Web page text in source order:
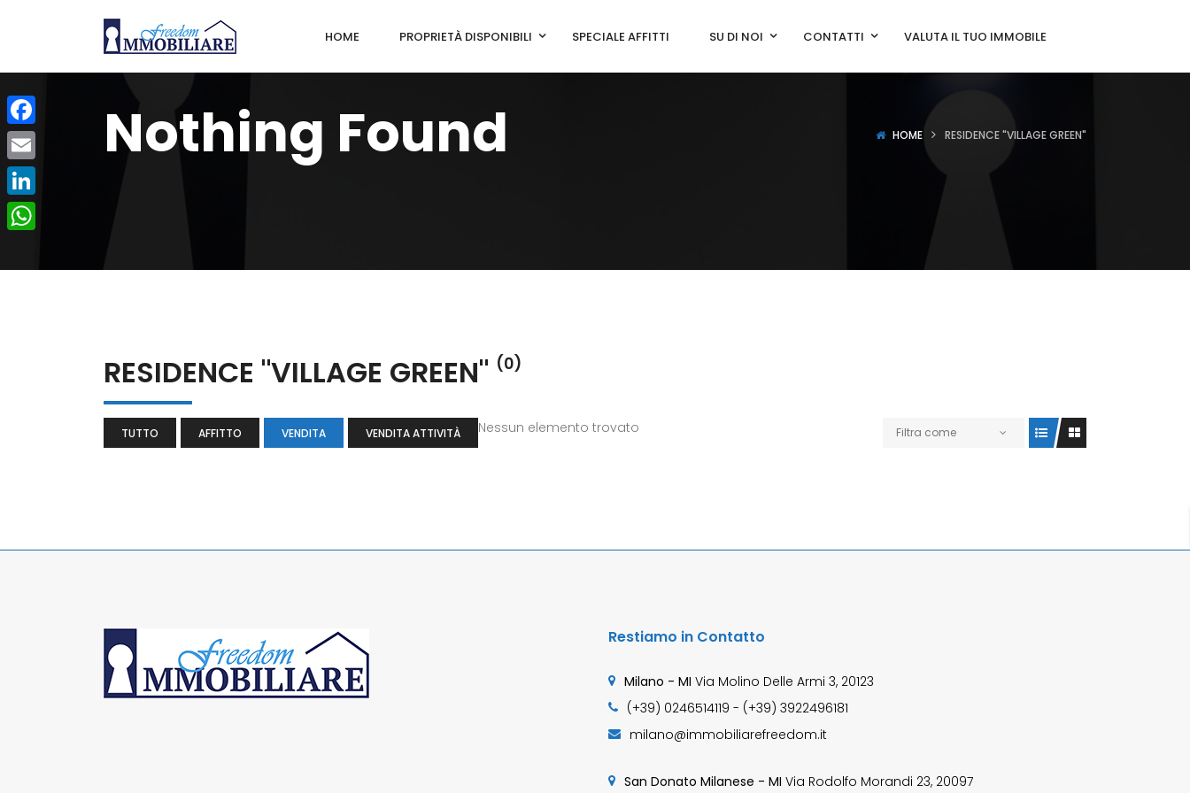
HOME PROPRIETÀ DISPONIBILI SPECIALE AFFITTI SU DI NOI CONTATTI VALUTA IL TUO IMMOBILE
Nothing Found HOME RESIDENCE "VILLAGE GREEN"
RESIDENCE "VILLAGE GREEN" (0)
TUTTO AFFITTO VENDITA VENDITA ATTIVITÀ Filtra come
Nessun elemento trovato
Restiamo in Contatto
Milano - MI Via Molino Delle Armi 3, 20123
(+39) 0246514119 - (+39) 3922496181
milano@immobiliarefreedom.it
San Donato Milanese - MI Via Rodolfo Morandi 23, 20097
Facebook
Email
LinkedIn